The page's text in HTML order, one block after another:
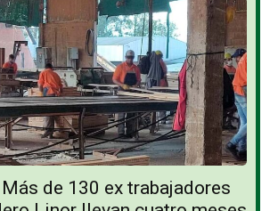
de 130 ex trabajadores